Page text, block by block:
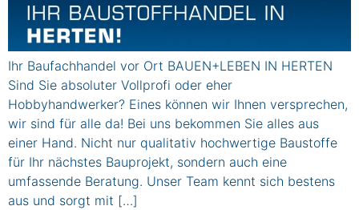
Ihr Baufachhandel vor Ort BAUEN+LEBEN IN HERTEN
Sind Sie absoluter Vollprofi oder eher
Hobbyhandwerker? Eines können wir Ihnen versprechen,
wir sind für alle da! Bei uns bekommen Sie alles aus
einer Hand. Nicht nur qualitativ hochwertige Baustoffe
für Ihr nächstes Bauprojekt, sondern auch eine
umfassende Beratung. Unser Team kennt sich bestens
aus und sorgt mit […]